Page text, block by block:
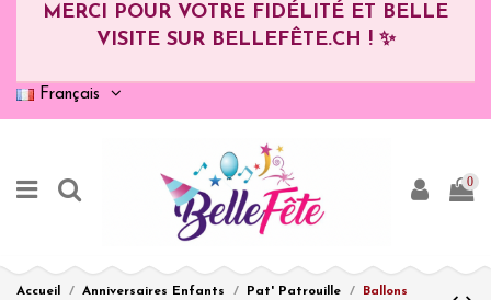
MERCI POUR VOTRE FIDÉLITÉ ET BELLE
VISITE SUR BELLEFÊTE.CH ! ✨
Français
0
Accueil Anniversaires Enfants Pat' Patrouille
Ballons